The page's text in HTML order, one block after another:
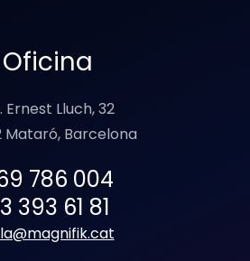
Oficina
Ernest Lluch, 32
Mataró, Barcelona
786 004
393 61 81